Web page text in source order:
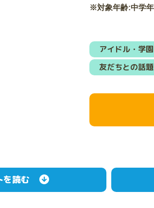
※対象年齢:中学
アイドル・学園
友だちとの話
を読む